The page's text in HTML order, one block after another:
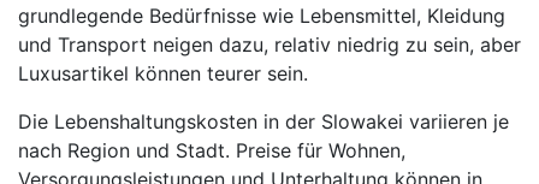
grundlegende Bedürfnisse wie Lebensmittel, Kleidung
und Transport neigen dazu, relativ niedrig zu sein, aber
Luxusartikel können teurer sein.
Die Lebenshaltungskosten in der Slowakei variieren je
nach Region und Stadt. Preise für Wohnen,
Versorgungsleistungen und Unterhaltung können in